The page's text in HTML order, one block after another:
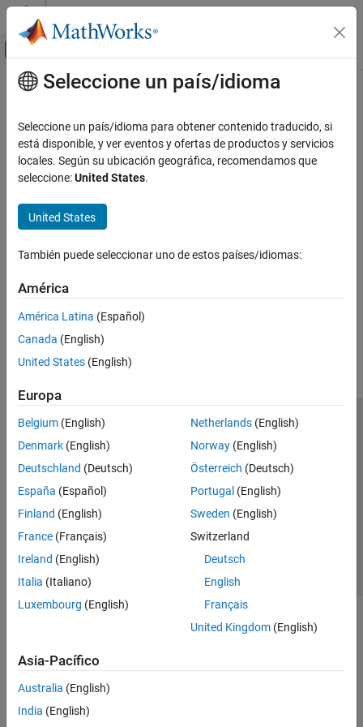
Saltar al contenido
Mostrar/ocultar menú de navegación
Inicio de Documentación
Contenido principal
How useful was this information?
Seleccione un país/idioma
Seleccione un país/idioma para obtener contenido traducido, si
está disponible, y ver eventos y ofertas de productos y servicios
locales. Según su ubicación geográfica, recomendamos que
seleccione:United States.
United States
También puede seleccionar uno de estos países/idiomas:
América
América Latina (Español)
Canada (English)
United States (English)
Europa
Belgium (English)
Denmark (English)
Deutschland (Deutsch)
España (Español)
Finland (English)
France (Français)
Ireland (English)
Italia (Italiano)
Luxembourg (English)
Netherlands(English)
Norway(English)
Österreich (Deutsch)
Portugal (English)
Sweden (English)
Switzerland
Deutsch
English
Français
United Kingdom(English)
Asia-Pacífico
Australia (English)
India (English)
Centro de confianza
Marcas comerciales
Política de privacidad
Antipiratería
Estado de las aplicaciones
Información de contacto
© 1994-2026 The MathWorks, Inc.